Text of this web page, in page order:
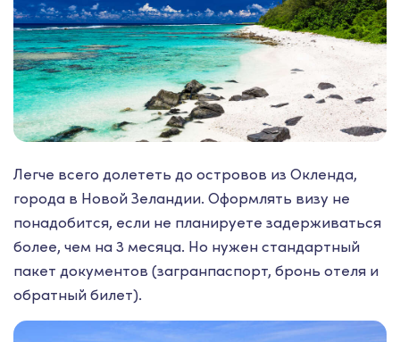
Легче всего долететь до островов из Окленда,
города в Новой Зеландии. Оформлять визу не
понадобится, если не планируете задерживаться
более, чем на 3 месяца. Но нужен стандартный
пакет документов (загранпаспорт, бронь отеля и
обратный билет).